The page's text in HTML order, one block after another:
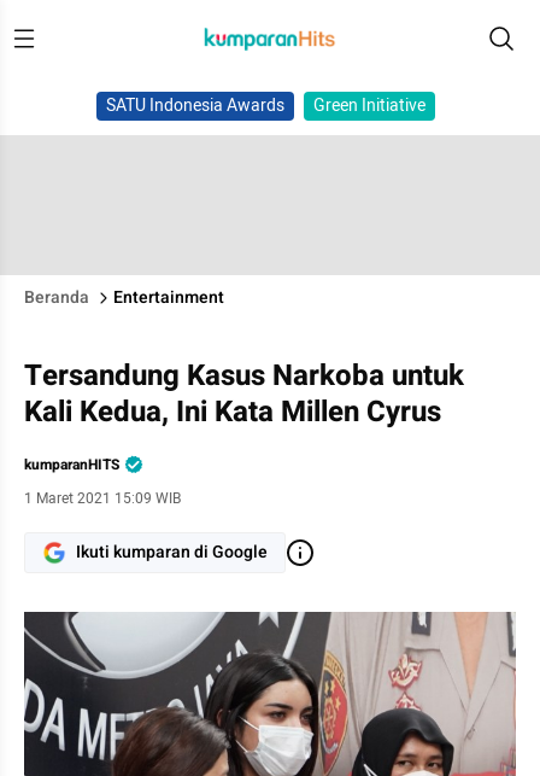
SATU Indonesia Awards Green Initiative
Beranda Entertainment
Tersandung Kasus Narkoba untuk
Kali Kedua, Ini Kata Millen Cyrus
kumparanHITS
1 Maret 2021 15:09 WIB
Ikuti kumparan di Google